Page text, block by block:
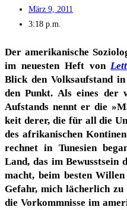
März 9, 2011
3:18 p.m.
Der ame­ri­ka­ni­sche
im neu­es­ten Heft von
Blick den Volks­auf­stand
den Punkt. Als eines der
Auf­stands nennt er die
keit derer, die für all die
des afri­ka­ni­schen
rech­net in Tune­si­en
Land, das im Bewusst­sein
macht, beim bes­ten
Gefahr, mich lächer­lich
die Vor­komm­nis­se im